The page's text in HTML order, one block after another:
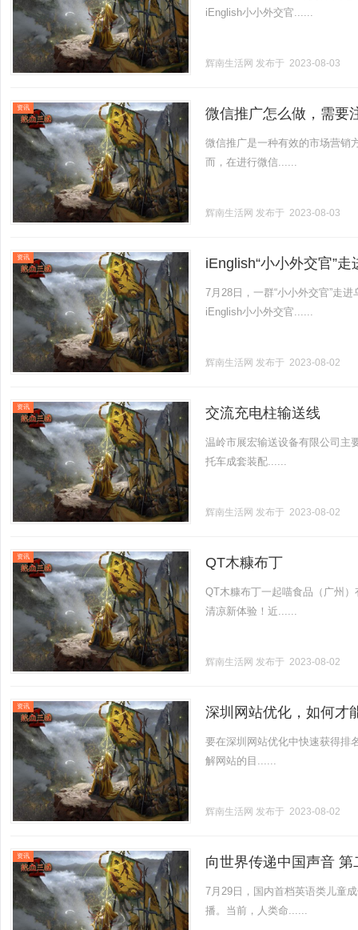
iEnglish小小外交官......
辉南生活网 发布于 2023-08-03
资讯 微信推广怎么做，需要
微信推广是一种有效的市场营销
而，在进行微信......
辉南生活网 发布于 2023-08-03
资讯 iEnglish“小小外交官”
7月28日，一群“小小外交官”走
iEnglish小小外交官......
辉南生活网 发布于 2023-08-02
资讯 交流充电柱输送线
温岭市展宏输送设备有限公司主
托车成套装配......
辉南生活网 发布于 2023-08-02
资讯 QT木糠布丁
QT木糠布丁一起喵食品（广州
清凉新体验！近......
辉南生活网 发布于 2023-08-02
资讯 深圳网站优化，如何才
要在深圳网站优化中快速获得排
解网站的目......
辉南生活网 发布于 2023-08-02
资讯 向世界传递中国声音
7月29日，国内首档英语类儿童
播。当前，人类命......